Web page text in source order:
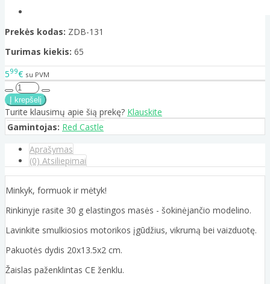
Prekės kodas: ZDB-131
Turimas kiekis: 65
599€ su PVM
Turite klausimų apie šią prekę? Klauskite
Gamintojas: Red Castle
Aprašymas
(0) Atsiliepimai
Minkyk, formuok ir mėtyk!
Rinkinyje rasite 30 g elastingos masės - šokinėjančio modelino.
Lavinkite smulkiosios motorikos įgūdžius, vikrumą bei vaizduotę.
Pakuotės dydis 20x13.5x2 cm.
Žaislas paženklintas CE ženklu.